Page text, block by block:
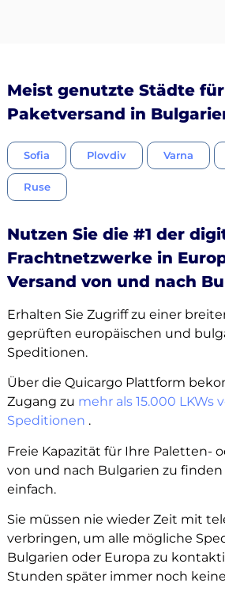
Meist genutzte Städte
Paketversand in
Sofia Plovdiv Varna
Ruse
Nutzen Sie die #1 der
Frachtnetzwerke in
Versand von und nach
Erhalten Sie Zugriff zu einer
geprüften europäischen und
Speditionen.
Über die Quicargo Plattform
Zugang zu mehr als 15.000 LKWs
Speditionen .
Freie Kapazität für Ihre Paletten-
von und nach Bulgarien zu finden
einfach.
Sie müssen nie wieder Zeit mit
verbringen, um alle mögliche
Bulgarien oder Europa zu
Stunden später immer noch